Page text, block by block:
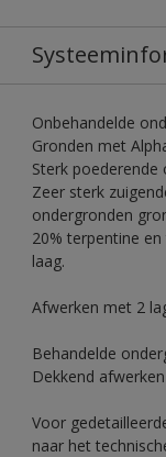
Onbehandelde
Gronden met
Sterk poederende
Zeer sterk
ondergronden
20% terpentine
laag.
Afwerken met 2
Behandelde
Dekkend
Voor
naar het